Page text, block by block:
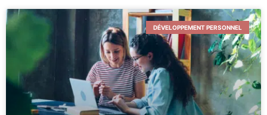
DÉVELOPPEMENT PERSONNEL